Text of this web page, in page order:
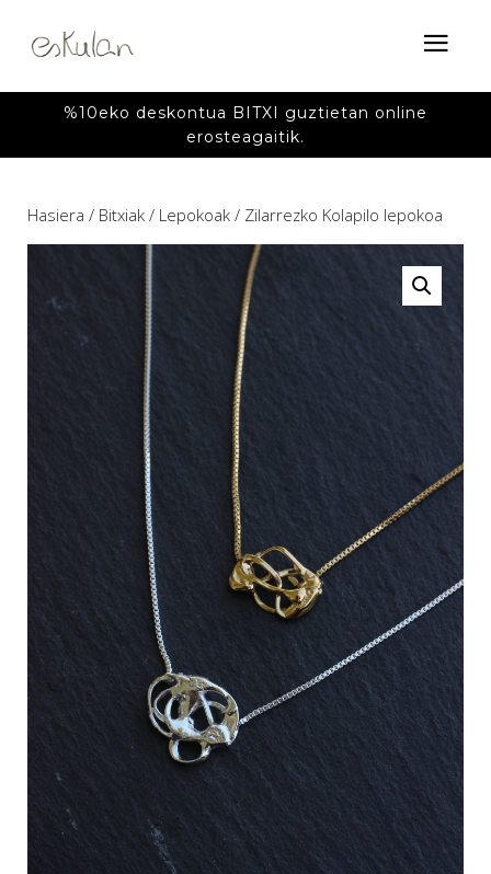
%10eko deskontua BITXI guztietan online
erosteagaitik.
Hasiera / Bitxiak / Lepokoak / Zilarrezko Kolapilo lepokoa